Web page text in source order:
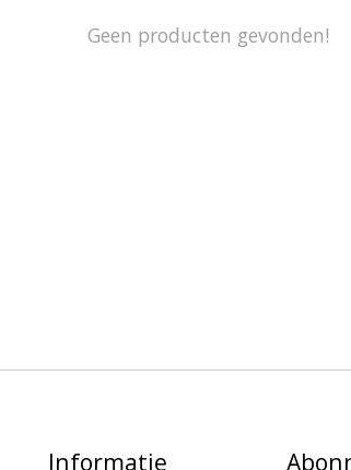
Geen producten gevonden!
Informatie